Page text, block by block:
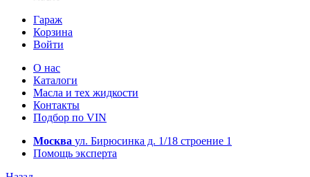
Гараж
Корзина
Войти
О нас
Каталоги
Масла и тех жидкости
Контакты
Подбор по VIN
Москва ул. Бирюсинка д. 1/18 строение 1
Помощь эксперта